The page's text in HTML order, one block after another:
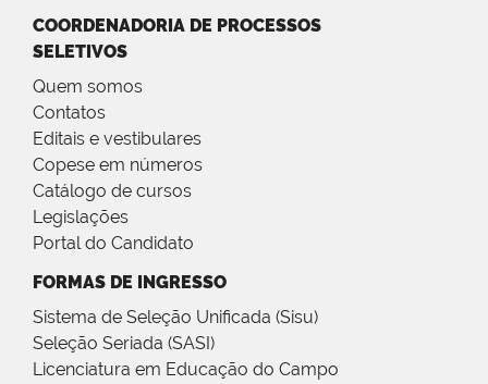
COORDENADORIA DE PROCESSOS
SELETIVOS
Quem somos
Contatos
Editais e vestibulares
Copese em números
Catálogo de cursos
Legislações
Portal do Candidato
FORMAS DE INGRESSO
Sistema de Seleção Unificada (Sisu)
Seleção Seriada (SASI)
Licenciatura em Educação do Campo